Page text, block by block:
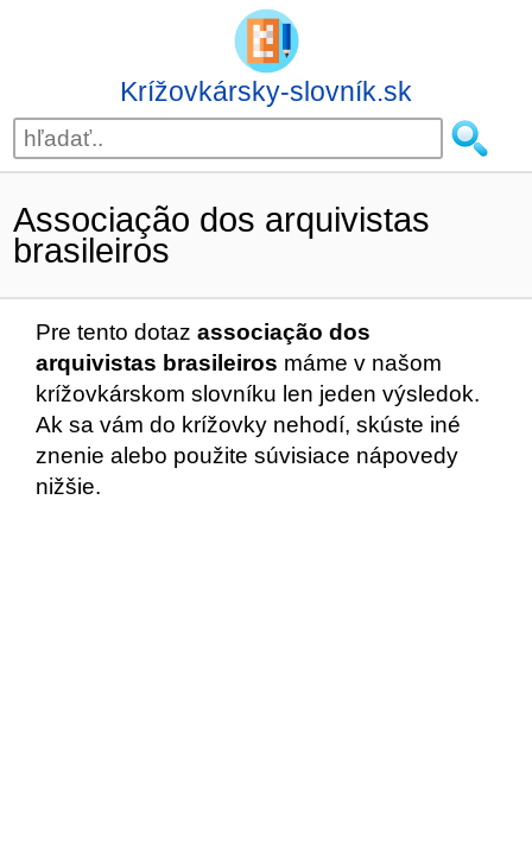
Krížovkársky-slovník.sk
Associação dos arquivistas
brasileiros
Pre tento dotaz associação dos
arquivistas brasileiros máme v našom
krížovkárskom slovníku len jeden výsledok.
Ak sa vám do krížovky nehodí, skúste iné
znenie alebo použite súvisiace nápovedy
nižšie.